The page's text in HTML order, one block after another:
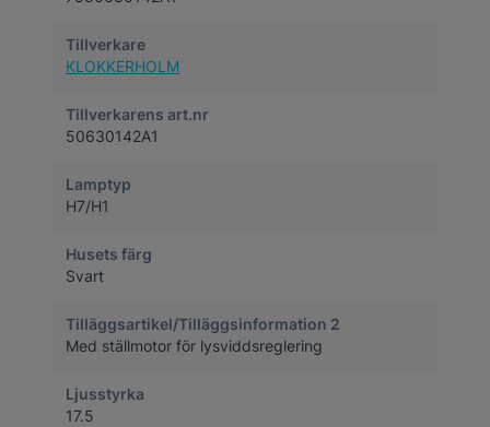
Tillverkare
KLOKKERHOLM
Tillverkarens art.nr
50630142A1
Lamptyp
H7/H1
Husets färg
Svart
Tilläggsartikel/Tilläggsinformation 2
Med ställmotor för lysviddsreglering
Ljusstyrka
17.5